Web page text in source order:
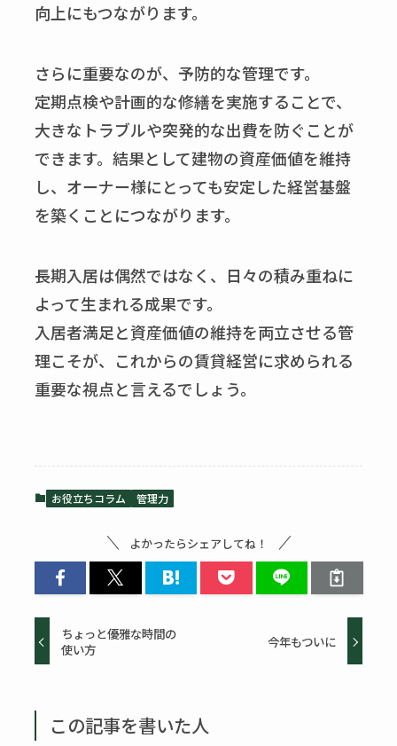
向上にもつながります。
さらに重要なのが、予防的な管理です。
定期点検や計画的な修繕を実施することで、
大きなトラブルや突発的な出費を防ぐことが
できます。結果として建物の資産価値を維持
し、オーナー様にとっても安定した経営基盤
を築くことにつながります。
長期入居は偶然ではなく、日々の積み重ねに
よって生まれる成果です。
入居者満足と資産価値の維持を両立させる管
理こそが、これからの賃貸経営に求められる
重要な視点と言えるでしょう。
お役立ちコラム 管理力
よかったらシェアしてね！
ちょっと優雅な時間の
使い方
今年もついに
この記事を書いた人